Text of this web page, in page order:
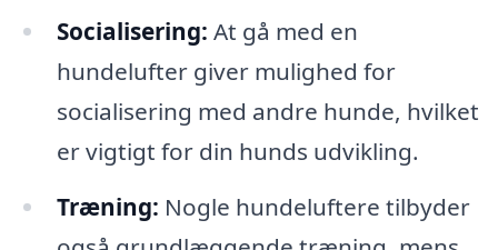
Socialisering: At gå med en
hundelufter giver mulighed for
socialisering med andre hunde, hvilket
er vigtigt for din hunds udvikling.
Træning: Nogle hundeluftere tilbyder